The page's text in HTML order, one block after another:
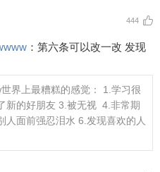
444
： 第六条可以改一改 发现
世界上最糟糕的感觉： 1.学习很
新的好朋友 3.被无视 ​​​ ​​​ 4.非常期
人面前强忍泪水 6.发现喜欢的人